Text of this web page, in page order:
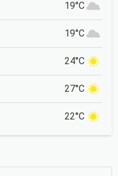
19°C
19°C
24°C
27°C
22°C